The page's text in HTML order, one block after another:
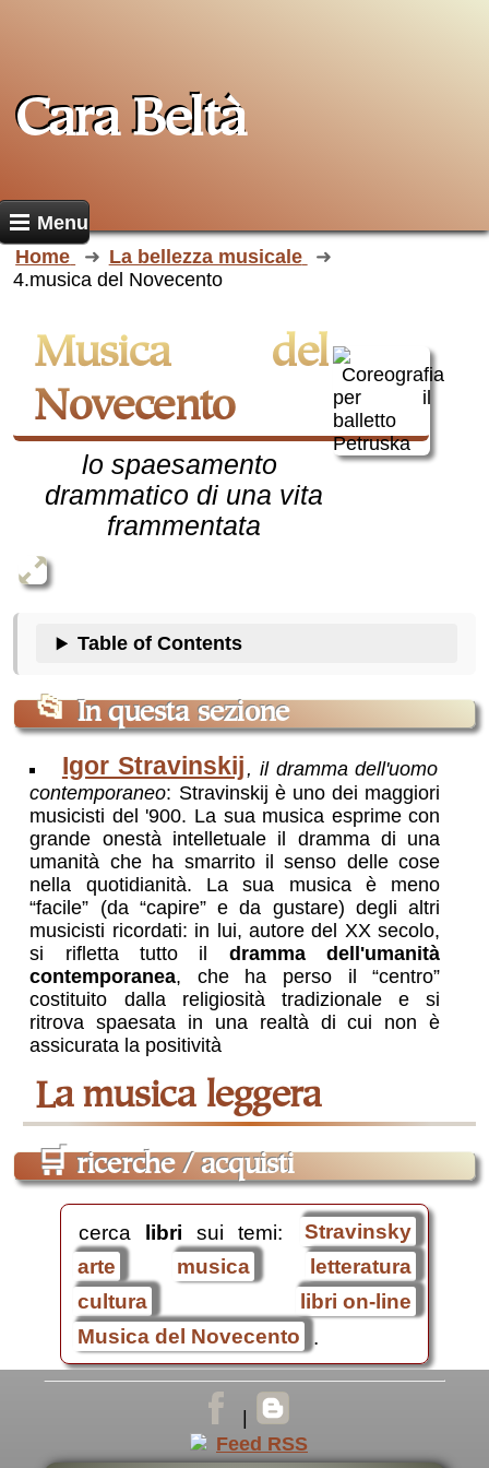
Cara Beltà
Menu
Home
La bellezza musicale
4.musica del Novecento
Musica del
Novecento
lo spaesamento
drammatico di una vita
frammentata
Table of Contents
📂 In questa sezione
Igor Stravinskij , il dramma dell'uomo
contemporaneo: Stravinskij è uno dei maggiori
musicisti del '900. La sua musica esprime con
grande onestà intelletuale il dramma di una
umanità che ha smarrito il senso delle cose
nella quotidianità. La sua musica è meno
“facile” (da “capire” e da gustare) degli altri
musicisti ricordati: in lui, autore del XX secolo,
si rifletta tutto il dramma dell'umanità
contemporanea, che ha perso il “centro”
costituito dalla religiosità tradizionale e si
ritrova spaesata in una realtà di cui non è
assicurata la positività
la musica leggera
🛒 ricerche / acquisti
cerca libri sui temi:
Stravinsky
arte
musica
letteratura
cultura
libri on-line
Musica del Novecento
.
|